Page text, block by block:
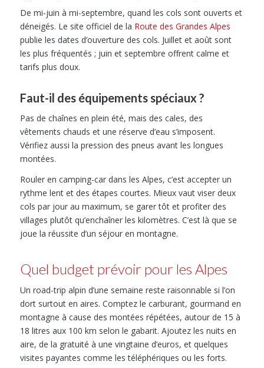
De mi-juin à mi-septembre, quand les cols sont ouverts et
déneigés. Le site officiel de la Route des Grandes Alpes
publie les dates d’ouverture des cols. Juillet et août sont
les plus fréquentés ; juin et septembre offrent calme et
tarifs plus doux.
Faut-il des équipements spéciaux ?
Pas de chaînes en plein été, mais des cales, des
vêtements chauds et une réserve d’eau s’imposent.
Vérifiez aussi la pression des pneus avant les longues
montées.
Rouler en camping-car dans les Alpes, c’est accepter un
rythme lent et des étapes courtes. Mieux vaut viser deux
cols par jour au maximum, se garer tôt et profiter des
villages plutôt qu’enchaîner les kilomètres. C’est là que se
joue la réussite d’un séjour en montagne.
Quel budget prévoir pour les Alpes
Un road-trip alpin d’une semaine reste raisonnable si l’on
dort surtout en aires. Comptez le carburant, gourmand en
montagne à cause des montées répétées, autour de 15 à
18 litres aux 100 km selon le gabarit. Ajoutez les nuits en
aire, de la gratuité à une vingtaine d’euros, et quelques
visites payantes comme les téléphériques ou les forts.